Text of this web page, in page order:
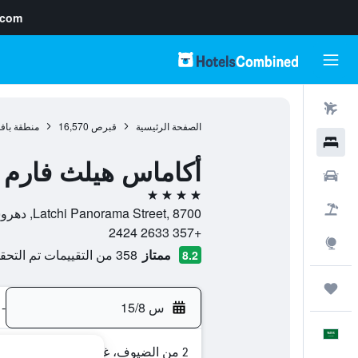
الصفحة الرئيسية قبرص 16,570 منطقة
أكاماس هيلث فارم
4 نجوم
Latchi Panorama Street, 8700, دهروشا, منطقة بافوس, قبرص
+357 2633 2424
8.2 ممتاز 358 من التقييمات تم التحقق منها
س 15/8 -
2 من الضيوف، غرفة واحدة